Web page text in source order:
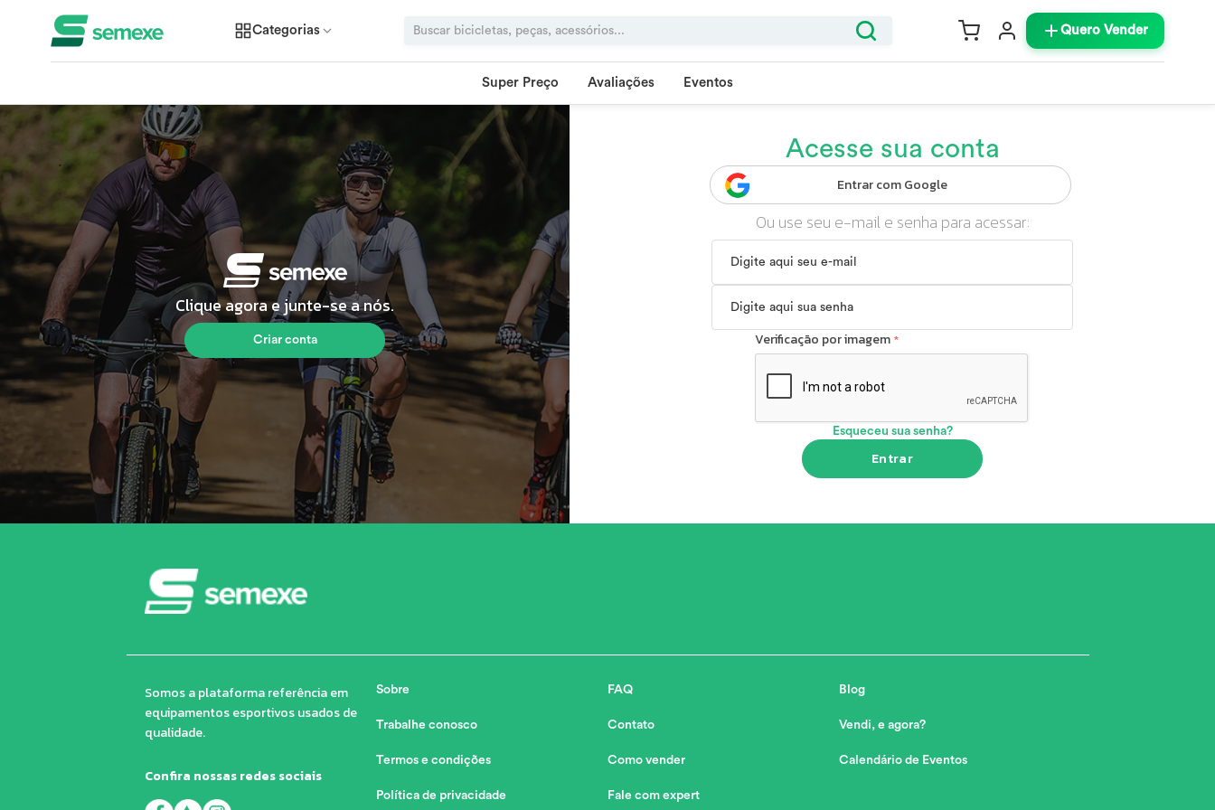
Categorias Quero Vender
Super Preço Avaliações Eventos
Clique agora e junte-se a nós.
Criar conta
Acesse sua conta
Entrar com Google
Ou use seu e-mail e senha para acessar:
Verificação por imagem
Esqueceu sua senha?
Entrar
Somos a plataforma referência em
equipamentos esportivos usados de
qualidade.
Confira nossas redes sociais
Sobre
Trabalhe conosco
Termos e condições
Política de privacidade
FAQ
Contato
Como vender
Fale com expert
Blog
Vendi, e agora?
Calendário de Eventos